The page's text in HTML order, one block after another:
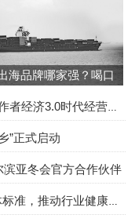
海品牌哪家强？喝口
”正式启动
滨亚冬会官方合作伙伴